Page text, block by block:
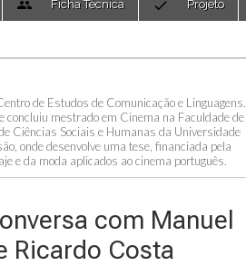
Ficha Técnica Projeto
de Estudos de Comunicação e Linguagens.
mestrado em Cinema na Faculdade de
Ciências Sociais e Humanas da Universidade
onde desenvolve uma tese, financiada pela
e da moda aplicados ao cinema português.
com Manuel
Ricardo Costa